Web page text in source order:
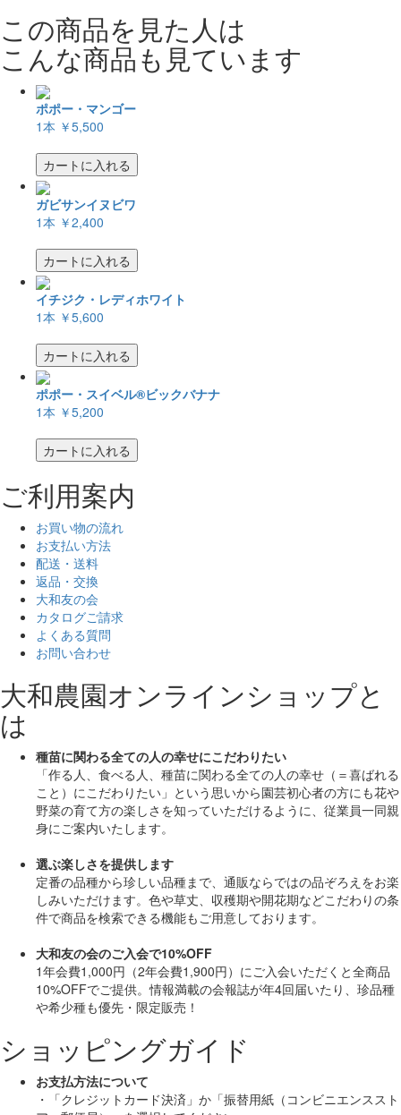
この商品を見た人は
こんな商品も見ています
ポポー・マンゴー
1本 ￥5,500
カートに入れる
ガビサンイヌビワ
1本 ￥2,400
カートに入れる
イチジク・レディホワイト
1本 ￥5,600
カートに入れる
ポポー・スイベル®ビックバナナ
1本 ￥5,200
カートに入れる
ご利用案内
お買い物の流れ
お支払い方法
配送・送料
返品・交換
大和友の会
カタログご請求
よくある質問
お問い合わせ
大和農園オンラインショップと
は
種苗に関わる全ての人の幸せにこだわりたい
「作る人、食べる人、種苗に関わる全ての人の幸せ（＝喜ばれる
こと）にこだわりたい」 という思いから園芸初心者の方にも花や
野菜の育て方の楽しさを知っていただけるように、従業員一同親
身にご案内いたします。
選ぶ楽しさを提供します
定番の品種から珍しい品種まで、通販ならではの品ぞろえをお楽
しみいただけます。色や草丈、収穫期や開花期などこだわりの条
件で商品を検索できる機能もご用意しております。
大和友の会のご入会で10%OFF
1年会費1,000円（2年会費1,900円）にご入会いただくと全商品
10%OFFでご提供。情報満載の会報誌が年4回届いたり、珍品種
や希少種も優先・限定販売！
ショッピングガイド
お支払方法について
・「クレジットカード決済」か「振替用紙（コンビニエンススト